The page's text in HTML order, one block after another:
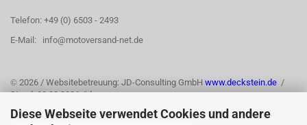
Diese Webseite verwendet Cookies und andere
Telefon: +49 (0) 6503 - 2493
E-Mail: info@motoversand-net.de
© 2026 / Websitebetreuung: JD-Consulting GmbH www.deckstein.de /
Stand: 03.08.2026 /jd